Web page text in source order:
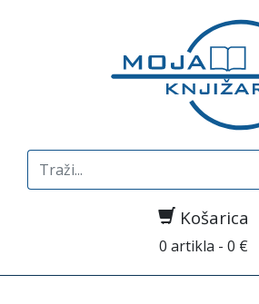
Search
for:
Košarica
0 artikla - 0 €